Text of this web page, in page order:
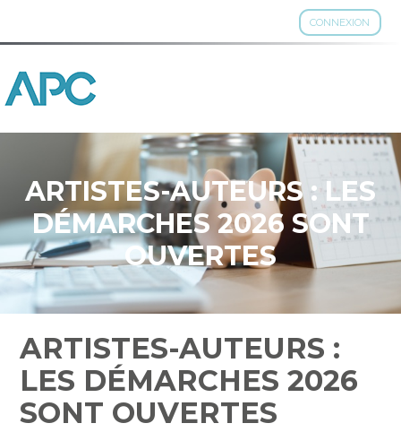
CONNEXION
Aller
au
ARTISTES-AUTEURS : LES
DÉMARCHES 2026 SONT
OUVERTES
ARTISTES-AUTEURS :
LES DÉMARCHES 2026
SONT OUVERTES